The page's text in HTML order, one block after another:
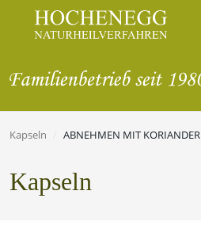
Kapseln ABNEHMEN MIT KORIANDER
Kapseln